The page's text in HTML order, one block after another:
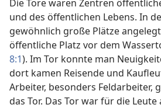
Die Tore waren Zentren
und des öffentlichen Lebens. In
gewöhnlich große Plätze
öffentliche Platz vor dem
8:1). Im Tor konnte man
dort kamen Reisende und
Arbeiter, besonders Feldarbeiter,
das Tor. Das Tor war für die